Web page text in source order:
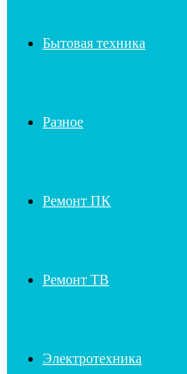
Бытовая техника
Разное
Ремонт ПК
Ремонт ТВ
Электротехника